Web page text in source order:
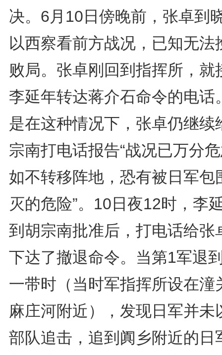
决。6月10日傍晚前，张卓到
以西察看前方战况，已知无法
败局。张卓刚回到指挥所，就
李延年转达蒋介石命令的电话
是在这种情况下，张卓仍继续
宗南打电话报告“战况已万分
如不转移阵地，恐有被日军包
灭的危险”。10日夜12时，李
到胡宗南批准后，打电话给张
下达了撤退命令。当第1军退
一带时（当时军指挥所设在潼
麻庄河附近），发现日军并未
部队追击，追到阗乡附近的日